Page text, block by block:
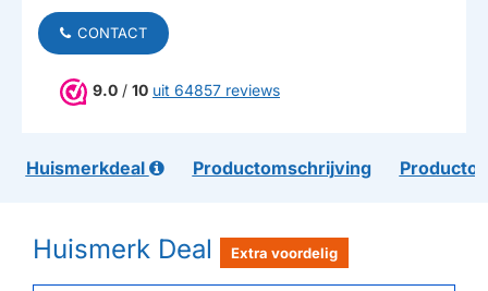
CONTACT
9.0 / 10 uit 64857 reviews
Huismerkdeal Productomschrijving
Huismerk Deal Extra voordelig